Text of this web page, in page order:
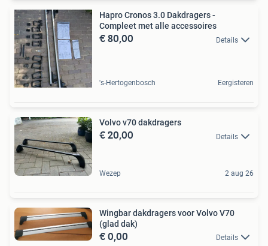
Hapro Cronos 3.0 Dakdragers -
Compleet met alle accessoires
€ 80,00 Details
's-Hertogenbosch Eergisteren
Volvo v70 dakdragers
€ 20,00 Details
Wezep 2 aug 26
Wingbar dakdragers voor Volvo V70
(glad dak)
€ 0,00 Details